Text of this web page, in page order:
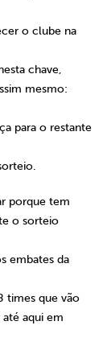
o clube na
chave,
mesmo:
para o restante
porque tem
o sorteio
embates da
times que vão
aqui em